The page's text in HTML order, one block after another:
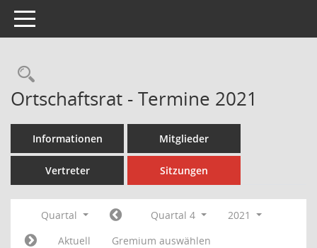
Toggle navigation
Rechercheauswahl
Ortschaftsrat - Termine 2021
Informationen Mitglieder
Vertreter Sitzungen
Quartal Quartal 4
2021
Aktuell
Gremium auswählen